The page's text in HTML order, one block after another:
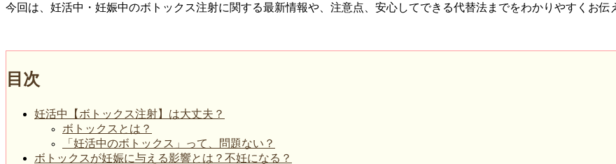
今回は、妊活中・妊娠中のボトックス注射に関する最新情報や、注意点、安心してできる代替法までをわかりやすくお伝
目次
妊活中【ボトックス注射】は大丈夫？
ボトックスとは？
「妊活中のボトックス」って、問題ない？
ボトックスが妊娠に与える影響とは？不妊になる？